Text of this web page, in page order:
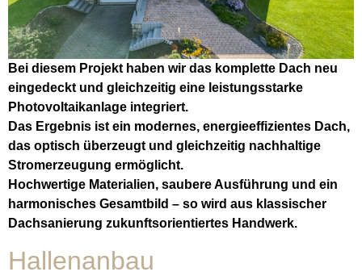
Bei diesem Projekt haben wir das komplette Dach neu
eingedeckt und gleichzeitig eine leistungsstarke
Photovoltaikanlage integriert.
Das Ergebnis ist ein modernes, energieeffizientes Dach,
das optisch überzeugt und gleichzeitig nachhaltige
Stromerzeugung ermöglicht.
Hochwertige Materialien, saubere Ausführung und ein
harmonisches Gesamtbild – so wird aus klassischer
Dachsanierung zukunftsorientiertes Handwerk.
Hallenanbau